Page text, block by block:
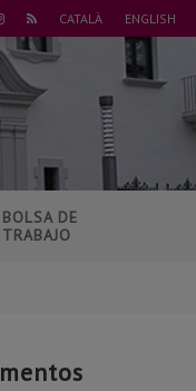
INSTAGRAM
RSS CATALÀ ENGLISH
BOLSA DE
TRABAJO